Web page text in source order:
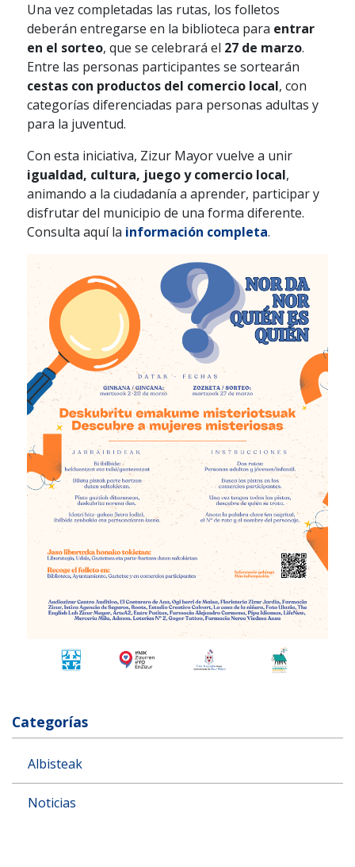
Una vez completadas las rutas, los folletos
deberán entregarse en la biblioteca para entrar
en el sorteo, que se celebrará el 27 de marzo.
Entre las personas participantes se sortearán
cestas con productos del comercio local, con
categorías diferenciadas para personas adultas y
para la juventud.
Con esta iniciativa, Zizur Mayor vuelve a unir
igualdad, cultura, juego y comercio local,
animando a la ciudadanía a aprender, participar y
disfrutar del municipio de una forma diferente.
Consulta aquí la información completa.
Categorías
Albisteak
Noticias